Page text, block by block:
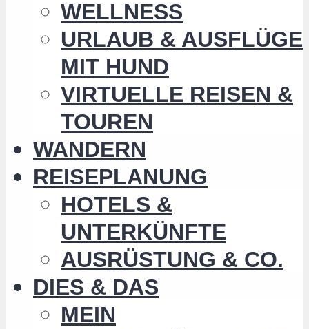
WELLNESS
URLAUB & AUSFLÜGE
MIT HUND
VIRTUELLE REISEN &
TOUREN
WANDERN
REISEPLANUNG
HOTELS &
UNTERKÜNFTE
AUSRÜSTUNG & CO.
DIES & DAS
MEIN